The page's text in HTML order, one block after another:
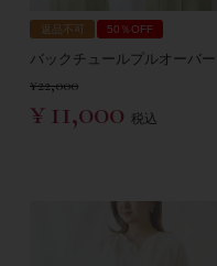
返品不可 50％OFF
バックチュールプルオーバー
¥22,000
¥ 11,000 税込